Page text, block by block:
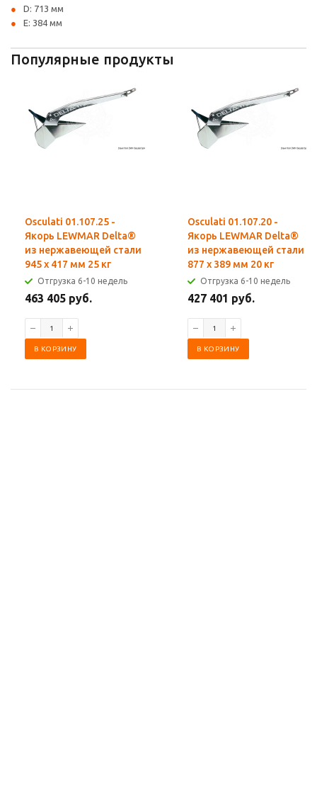
D: 713 мм
E: 384 мм
Популярные продукты
Osculati 01.107.25 -
Якорь LEWMAR Delta®
из нержавеющей стали
945 x 417 мм 25 кг
Отгрузка 6-10 недель
463 405 руб.
В КОРЗИНУ
Osculati 01.107.20 -
Якорь LEWMAR Delta®
из нержавеющей стали
877 x 389 мм 20 кг
Отгрузка 6-10 недель
427 401 руб.
В КОРЗИНУ